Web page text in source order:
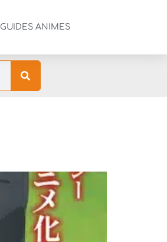
GUIDES ANIMES